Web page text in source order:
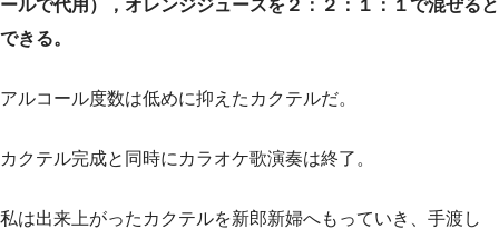
ールで代用），オレンジジュースを２：２：１：１で混ぜると
できる。
アルコール度数は低めに抑えたカクテルだ。
カクテル完成と同時にカラオケ歌演奏は終了。
私は出来上がったカクテルを新郎新婦へもっていき、手渡し